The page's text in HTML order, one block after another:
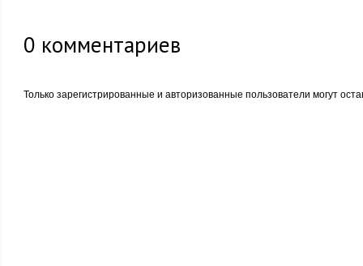
0 комментариев
Только зарегистрированные и авторизованные пользователи могут